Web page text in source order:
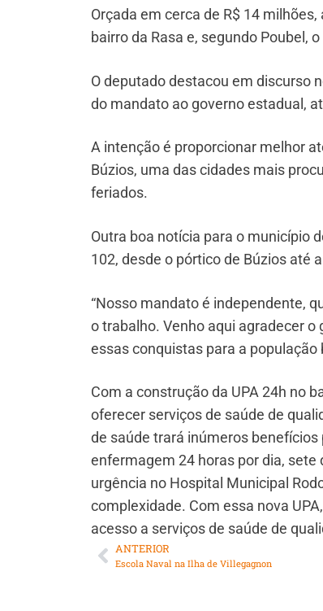
Orçada em cerca de R$ 14
bairro da Rasa e, segundo Poubel,
O deputado destacou em discurso
do mandato ao governo estadual,
A intenção é proporcionar melhor
Búzios, uma das cidades mais
feriados.
Outra boa notícia para o município
102, desde o pórtico de Búzios até
“Nosso mandato é independente,
o trabalho. Venho aqui agradecer o
essas conquistas para a população
Com a construção da UPA 24h no
oferecer serviços de saúde de
de saúde trará inúmeros
enfermagem 24 horas por dia,
urgência no Hospital Municipal
complexidade. Com essa nova
acesso a serviços de saúde de
ANTERIOR
Escola Naval na Ilha de Villegagnon